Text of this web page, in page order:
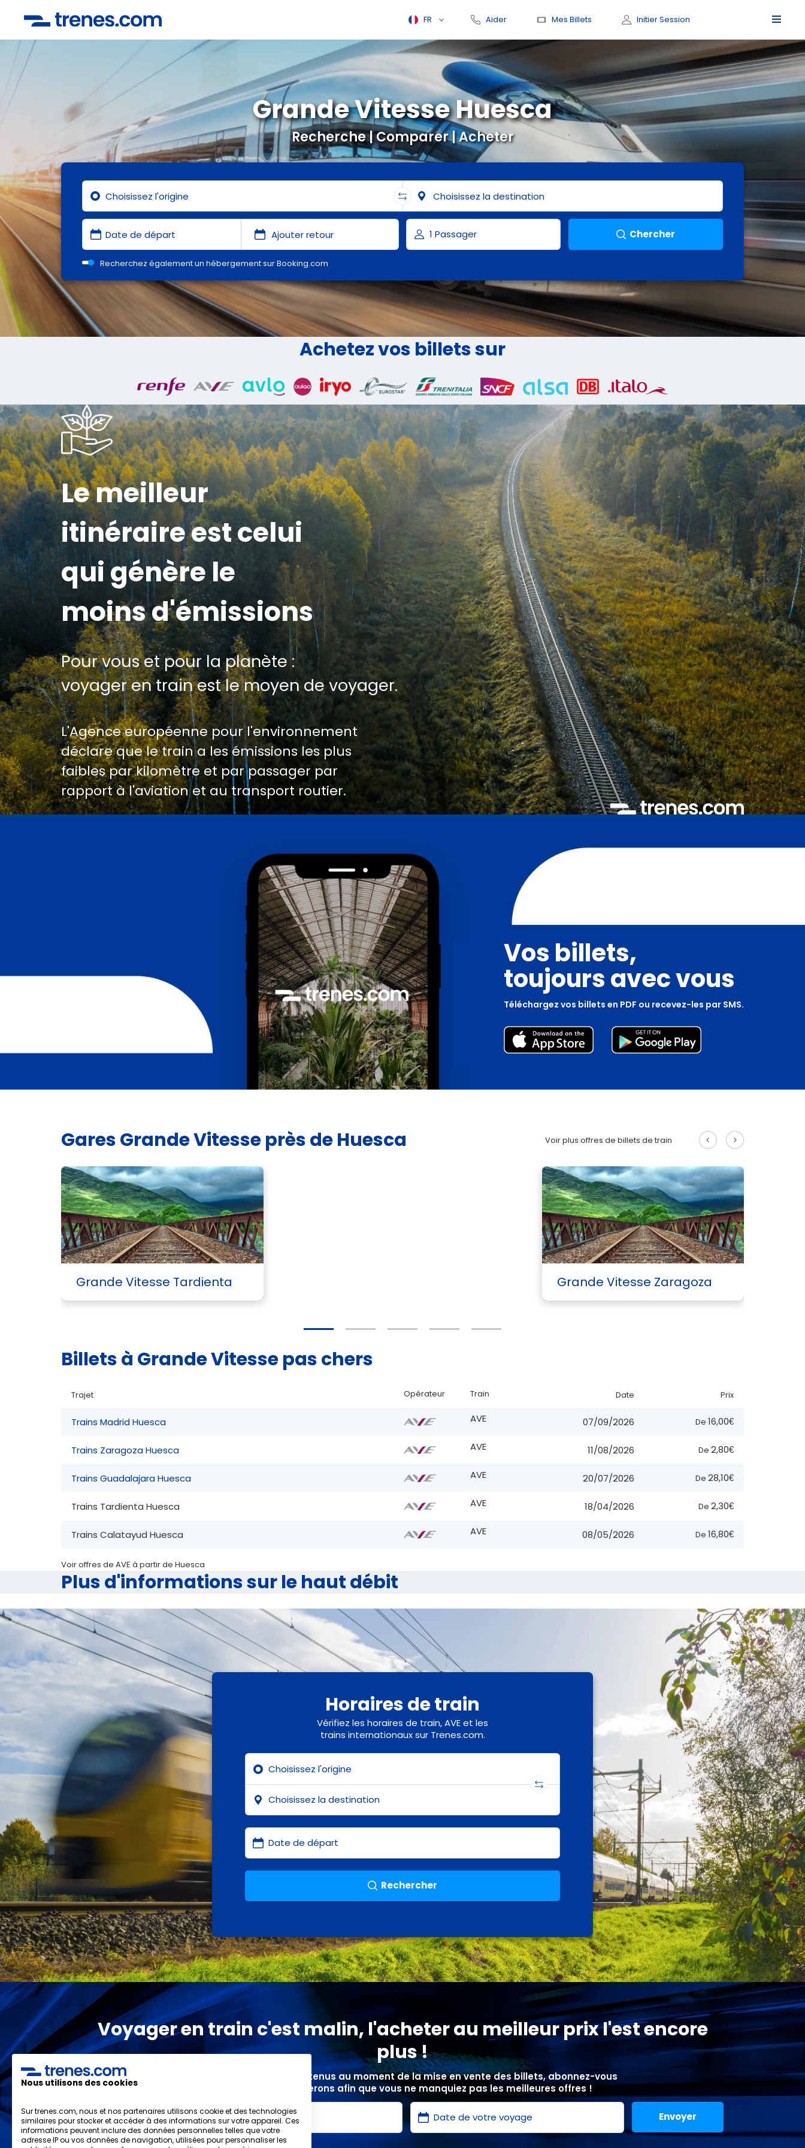
FR Aider Mes Billets Initier Session
Recherche | Comparer | Acheter
Grande Vitesse Huesca
Chercher
Recherchez également un hébergement sur Booking.com
Achetez vos billets sur
Le meilleur
itinéraire est celui
qui génère le
moins d'émissions
Pour vous et pour la planète :
voyager en train est le moyen de voyager.
L'Agence européenne pour l'environnement
déclare que le train a les émissions les plus
faibles par kilomètre et par passager par
rapport à l'aviation et au transport routier.
Vos billets,
toujours avec vous
Téléchargez vos billets en PDF ou recevez-les par SMS.
Gares Grande Vitesse près de Huesca Voir plus offres de billets de train
Grande Vitesse Tardienta Grande Vitesse Zaragoza
Billets à Grande Vitesse pas chers
Trajet Opérateur Train Date Prix
Trains Madrid Huesca AVE 07/09/2026 De 16,00€
Trains Zaragoza Huesca AVE 11/08/2026 De 2,80€
Trains Guadalajara Huesca AVE 20/07/2026 De 28,10€
Trains Tardienta Huesca AVE 18/04/2026 De 2,30€
Trains Calatayud Huesca AVE 08/05/2026 De 16,80€
Voir offres de AVE à partir de Huesca
Plus d'informations sur le haut débit
Horaires de train
Vérifiez les horaires de train, AVE et les
trains internationaux sur Trenes.com.
Rechercher
Voyager en train c'est malin, l'acheter au meilleur prix l'est encore
plus !
Les meilleurs prix sont obtenus au moment de la mise en vente des billets, abonnez-vous
et nous vous informerons afin que vous ne manquiez pas les meilleures offres !
Nous utilisons des cookies
Sur trenes.com, nous et nos partenaires utilisons cookie et des technologies
similaires pour stocker et accéder à des informations sur votre appareil. Ces
informations peuvent inclure des données personnelles telles que votre
adresse IP ou vos données de navigation, utilisées pour personnaliser les